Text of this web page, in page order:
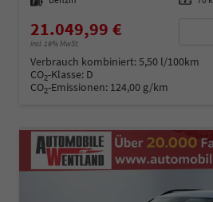
21.049,99 €
incl. 19% MwSt.
Verbrauch kombiniert:5,50 l/100km
CO2-Klasse: D
CO2-Emissionen: 124,00 g/km